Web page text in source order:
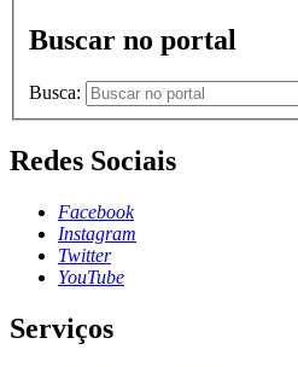
Buscar no portal
Busca:
Redes Sociais
Facebook
Instagram
Twitter
YouTube
Serviços